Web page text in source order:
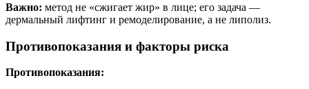
Важно: метод не «сжигает жир» в лице; его задача —
дермальный лифтинг и ремоделирование, а не липолиз.
Противопоказания и факторы риска
Противопоказания: